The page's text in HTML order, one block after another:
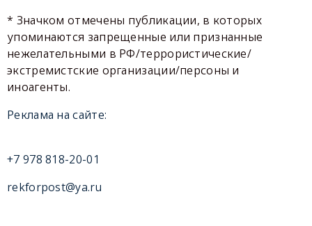
* Значком отмечены публикации, в которых
упоминаются запрещенные или признанные
нежелательными в РФ/террористические/
экстремистские организации/персоны и
иноагенты.
Реклама на сайте:
+7 978 818-20-01
rekforpost@ya.ru